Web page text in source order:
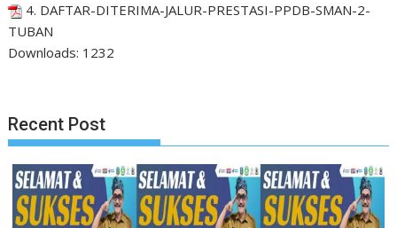
4. DAFTAR-DITERIMA-JALUR-PRESTASI-PPDB-SMAN-2-
TUBAN
Downloads: 1232
Recent Post